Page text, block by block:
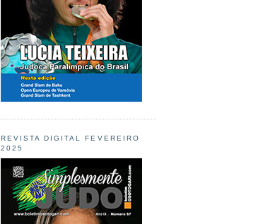
REVISTA DIGITAL FEVEREIRO
2025